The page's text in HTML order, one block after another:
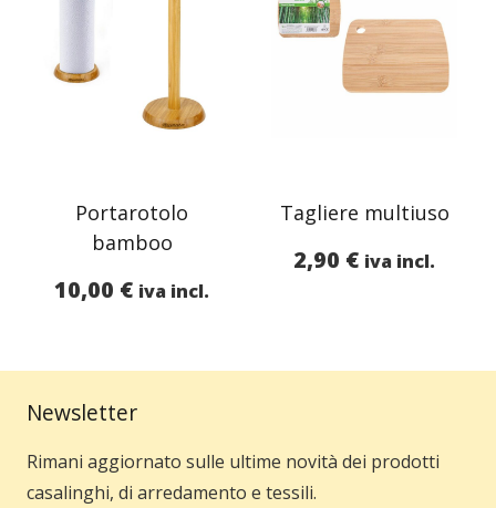
Portarotolo
bamboo
10,00 € iva incl.
Tagliere multiuso
2,90 € iva incl.
Newsletter
Rimani aggiornato sulle ultime novità dei prodotti
casalinghi, di arredamento e tessili.